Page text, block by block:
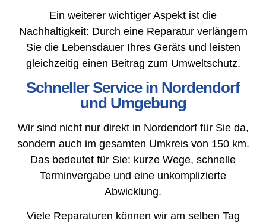
Ein weiterer wichtiger Aspekt ist die
Nachhaltigkeit: Durch eine Reparatur verlängern
Sie die Lebensdauer Ihres Geräts und leisten
gleichzeitig einen Beitrag zum Umweltschutz.
Schneller Service in Nordendorf
und Umgebung
Wir sind nicht nur direkt in Nordendorf für Sie da,
sondern auch im gesamten Umkreis von 150 km.
Das bedeutet für Sie: kurze Wege, schnelle
Terminvergabe und eine unkomplizierte
Abwicklung.
Viele Reparaturen können wir am selben Tag